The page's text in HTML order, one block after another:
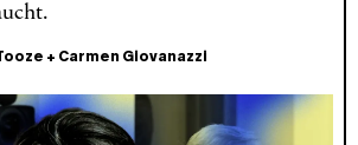
+ Carmen Giovanazzi